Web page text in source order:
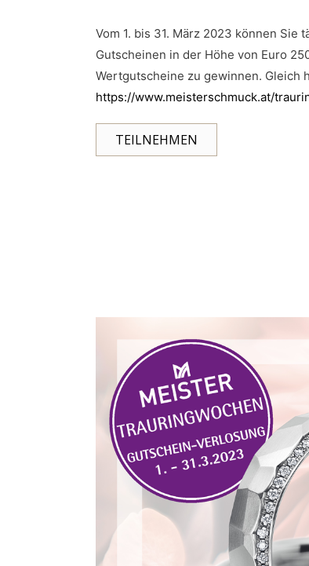
Vom 1. bis 31. März 2023 können Sie
Gutscheinen in der Höhe von Euro
Wertgutscheine zu gewinnen. Gleich
https://www.meisterschmuck.at/
TEILNEHMEN